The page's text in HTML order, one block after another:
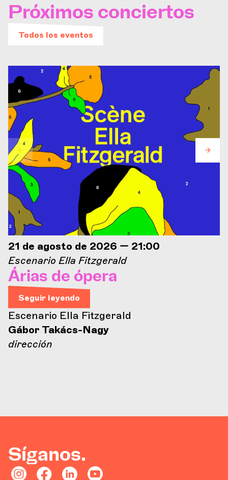
Próximos conciertos
Todos los eventos
21 de agosto de 2026 — 21:00
Escenario Ella Fitzgerald
Árias de ópera
Seguir leyendo
Escenario Ella Fitzgerald
Gábor Takács-Nagy
dirección
Síganos.